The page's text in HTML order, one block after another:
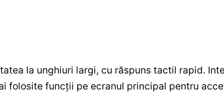
la unghiuri largi, cu răspuns tactil rapid.
folosite funcții pe ecranul principal pentru